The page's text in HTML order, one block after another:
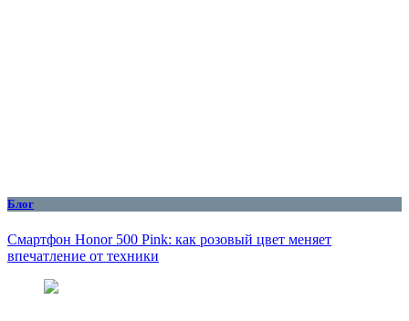
Блог
Смартфон Honor 500 Pink: как розовый цвет меняет
впечатление от техники